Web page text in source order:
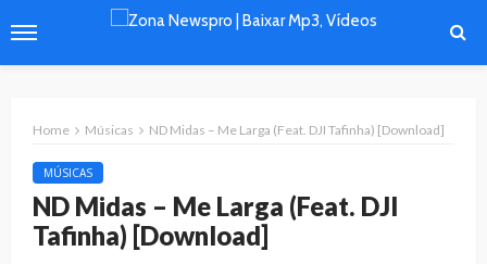
Home Músicas ND Midas – Me Larga (Feat. DJI Tafinha) [Download]
MÚSICAS
ND Midas – Me Larga (Feat. DJI
Tafinha) [Download]